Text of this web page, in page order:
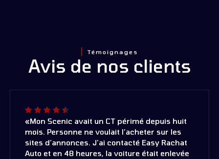
Témoignages
Avis de nos clients
«Mon Scenic avait un CT périmé depuis huit
mois. Personne ne voulait l’acheter sur les
sites d’annonces. J’ai contacté Easy Rachat
Auto et en 48 heures, la voiture était enlevée